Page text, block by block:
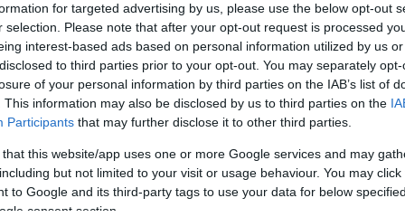
for targeted advertising by us, please use the below opt-out
selection. Please note that after your opt-out request is processed
interest-based ads based on personal information utilized by us
to third parties prior to your opt-out. You may separately
of your personal information by third parties on the IAB’s list of
This information may also be disclosed by us to third parties on the
Participants that may further disclose it to other third parties.
that this website/app uses one or more Google services and may
but not limited to your visit or usage behaviour. You may
to Google and its third-party tags to use your data for below
consent section.
F1
Barátja még a Ferrari központjába
is betört, hogy kiálljon az egyik
legönzetlenebb F1-es pilótáért